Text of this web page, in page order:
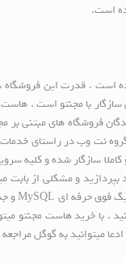
است.
است . قدرت این
سازگار با مجنتو است .
فروشگاه های مبتنی بر
نت وب در راستای
سازگار شده و کلیه
و مشکلی از بابت
با خرید هاست مجنتو
میتوانید به گوگل مراجعه